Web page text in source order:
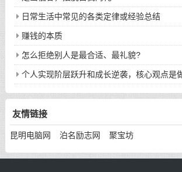
日常生活中常见的各类定律或经验总结
赚钱的本质
怎么拒绝别人是最合适、最礼貌?
个人实现阶层跃升和成长逆袭，核心观点是
下八件事
友情链接
昆明电脑网 泊名励志网 聚宝坊